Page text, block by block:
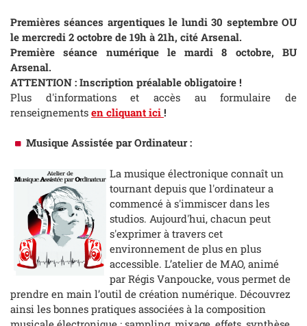
Premières séances argentiques le lundi 30 septembre OU
le mercredi 2 octobre de 19h à 21h, cité Arsenal.
Première séance numérique le mardi 8 octobre, BU
Arsenal.
ATTENTION : Inscription préalable obligatoire !
Plus d'informations et accès au formulaire de
renseignements en cliquant ici !
Musique Assistée par Ordinateur :
La musique électronique connaît un
tournant depuis que l'ordinateur a
commencé à s'immiscer dans les
studios. Aujourd'hui, chacun peut
s'exprimer à travers cet
environnement de plus en plus
accessible. L’atelier de MAO, animé
par Régis Vanpoucke, vous permet de
prendre en main l’outil de création numérique. Découvrez
ainsi les bonnes pratiques associées à la composition